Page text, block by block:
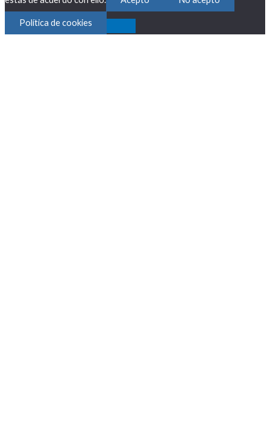
Política de cookies